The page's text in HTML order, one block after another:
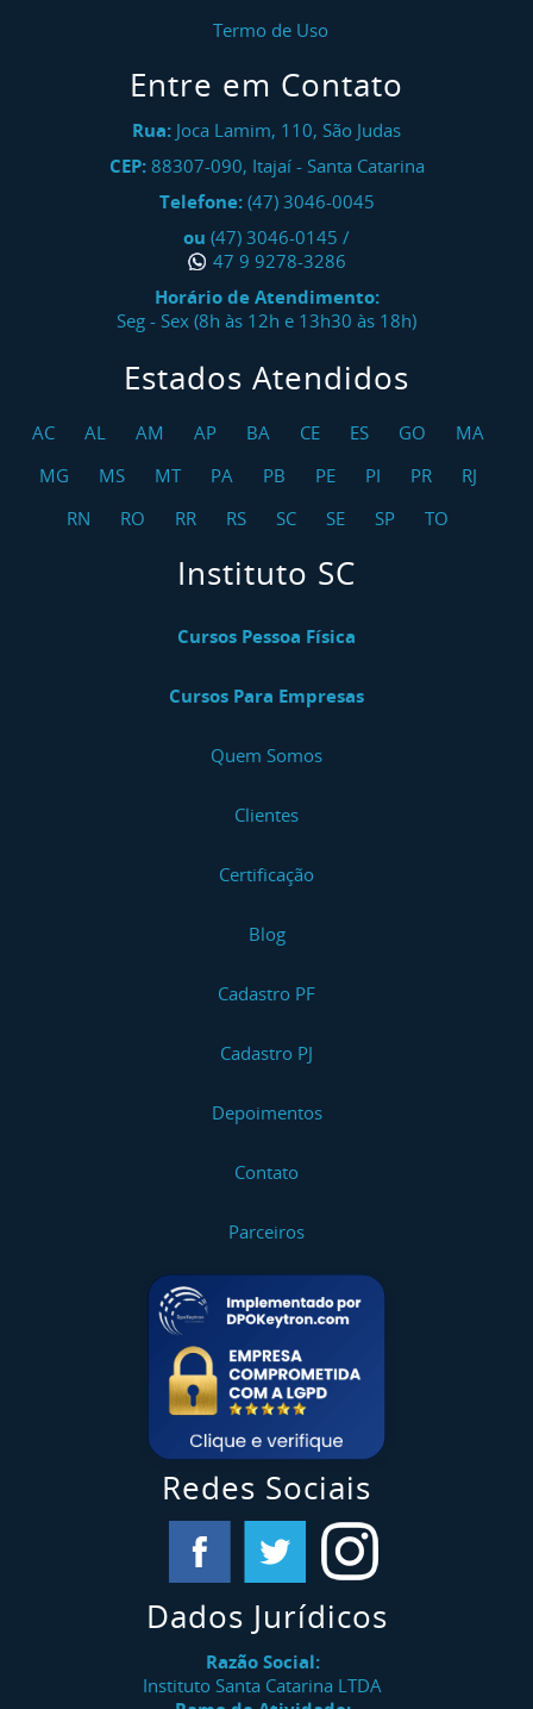
Termo de Uso
Entre em Contato
Rua: Joca Lamim, 110, São Judas
CEP: 88307-090, Itajaí- Santa Catarina
Telefone: (47) 3046-0045
ou (47) 3046-0145 /
47 9 9278-3286
Horário de Atendimento:
Seg - Sex (8h às 12h e 13h30 às 18h)
Estados Atendidos
AC AL AM AP BA CE ES GO
MA
MG
MS MT PA PB PE PI PR
RJ
RN
RO RR RS SC SE SP TO
Instituto SC
Cursos Pessoa Física
Cursos Para Empresas
Quem Somos
Clientes
Certificação
Blog
Cadastro PF
Cadastro PJ
Depoimentos
Contato
Parceiros
Redes Sociais
Dados Jurídicos
Razão Social:
Instituto Santa Catarina LTDA